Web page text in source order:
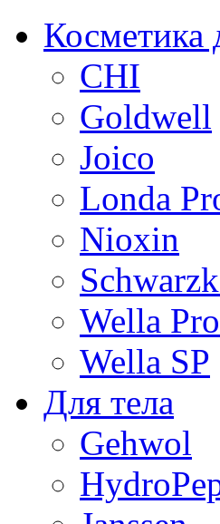
Косметика
CHI
Goldwell
Joico
Londa
Nioxin
Wella
Wella SP
Для тела
Gehwol